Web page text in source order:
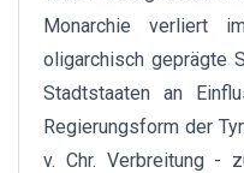
Monarchie verliert
oligarchisch geprägte
Stadtstaaten an
Regierungsform der
v. Chr. Verbreitung -